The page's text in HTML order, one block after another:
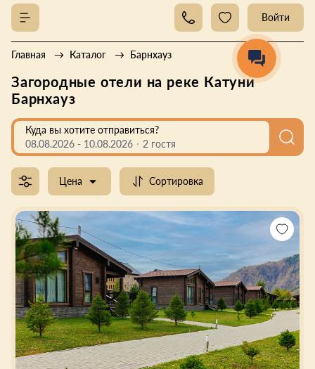
Войти
Главная Каталог Барнхауз
Загородные отели на реке Катуни
Барнхауз
Куда вы хотите отправиться?
08.08.2026 - 10.08.2026 2 гостя
Цена Сортировка